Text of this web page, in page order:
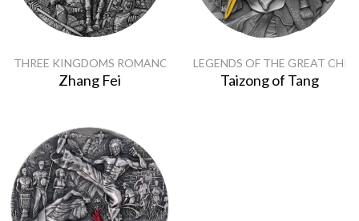
THREE KINGDOMS ROMANCE
Zhang Fei
LEGENDS OF THE GREAT
Taizong of Tang